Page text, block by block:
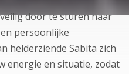
door te sturen naar
persoonlijke
helderziende Sabita zich
energie en situatie, zodat